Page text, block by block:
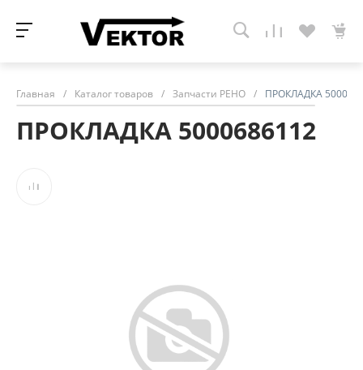
Главная / Каталог товаров / Запчасти РЕНО / ПРОКЛАДКА
ПРОКЛАДКА 5000686112